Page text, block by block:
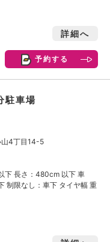
詳細へ
予約する
駐車場
山4丁目14-5
下 長さ：480cm 以下 車
制限なし：車下 タイヤ幅 重